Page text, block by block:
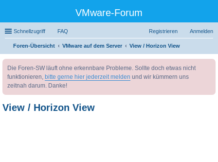
VMware-Forum
Schnellzugriff FAQ Anmelden
Registrieren
Foren-Übersicht VMware auf dem Server
View / Horizon View
Die Foren-SW läuft ohne erkennbare Probleme. Sollte doch etwas nicht
funktionieren, bitte gerne hier jederzeit melden und wir kümmern uns
zeitnah darum. Danke!
View / Horizon View